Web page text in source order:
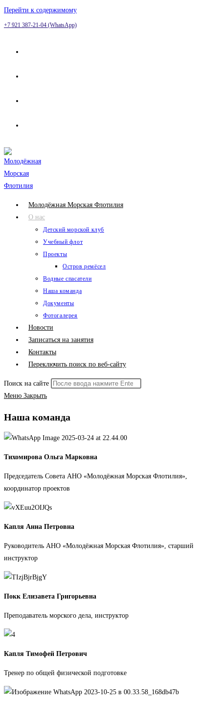
Перейти к содержимому
+7 921 387-21-04 (WhatsApp)
Молодёжная Морская Флотилия
О нас
Детский морской клуб
Учебный флот
Проекты
Остров ремёсел
Водные спасатели
Наша команда
Документы
Фотогалерея
Новости
Записаться на занятия
Контакты
Переключить поиск по веб-сайту
Поиск на сайте
Меню Закрыть
Наша команда
Тихомирова Ольга Марковна
Председатель Совета АНО «Молодёжная Морская Флотилия»,
координатор проектов
Капля Анна Петровна
Руководитель АНО «Молодёжная Морская Флотилия», старший
инструктор
Покк Елизавета Григорьевна
Преподаватель морского дела, инструктор
Капля Тимофей Петрович
Тренер по общей физической подготовке